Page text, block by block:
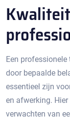
Een
door bepaalde
essentieel zijn
en afwerking.​
verwachten van